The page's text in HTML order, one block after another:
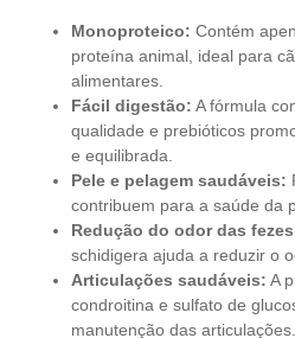
Monoproteico: Contém
proteína animal, ideal para
alimentares.
Fácil digestão: A fórmula
qualidade e prebióticos
e equilibrada.
Pele e pelagem saudáveis:
contribuem para a saúde da
Redução do odor das
schidigera ajuda a reduzir o
Articulações saudáveis: A
condroitina e sulfato de
manutenção das articulações.